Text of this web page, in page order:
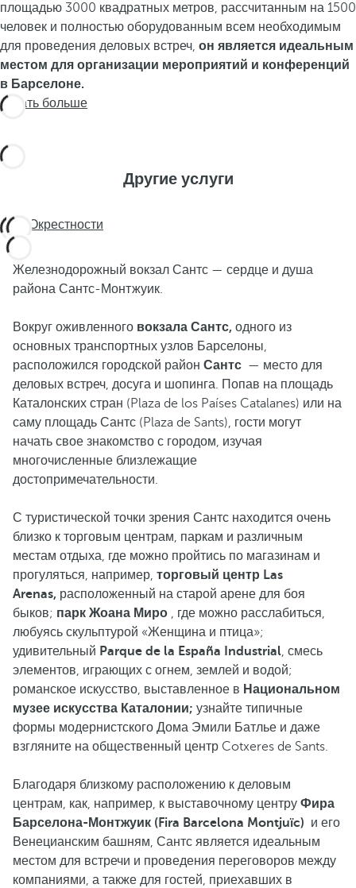
площадью 3000 квадратных метров, рассчитанным на 1500
человек и полностью оборудованным всем необходимым
для проведения деловых встреч, он является идеальным
местом для организации мероприятий и конференций
в Барселоне.
Узнать больше
Другие услуги
Окрестности
Железнодорожный вокзал Сантс — сердце и душа
района Сантс-Монтжуик.
Вокруг оживленного вокзала Сантс, одного из
основных транспортных узлов Барселоны,
расположился городской район Сантс — место для
деловых встреч, досуга и шопинга. Попав на площадь
Каталонских стран (Plaza de los Países Catalanes) или на
саму площадь Сантс (Plaza de Sants), гости могут
начать свое знакомство с городом, изучая
многочисленные близлежащие
достопримечательности.
С туристической точки зрения Сантс находится очень
близко к торговым центрам, паркам и различным
местам отдыха, где можно пройтись по магазинам и
прогуляться, например, торговый центр Las
Arenas, расположенный на старой арене для боя
быков; парк Жоана Миро , где можно расслабиться,
любуясь скульптурой «Женщина и птица»;
удивительный Parque de la España Industrial, смесь
элементов, играющих с огнем, землей и водой;
романское искусство, выставленное в Национальном
музее искусства Каталонии; узнайте типичные
формы модернистского Дома Эмили Батлье и даже
взгляните на общественный центр Cotxeres de Sants.
Благодаря близкому расположению к деловым
центрам, как, например, к выставочному центру Фира
Барселона-Монтжуик (Fira Barcelona Montjuïc) и его
Венецианским башням, Сантс является идеальным
местом для встречи и проведения переговоров между
компаниями, а также для гостей, приехавших в